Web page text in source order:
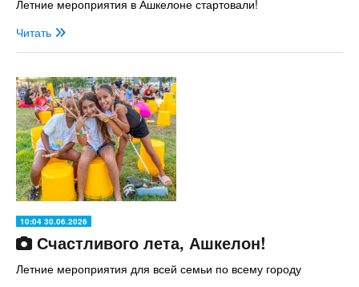
Летние мероприятия в Ашкелоне стартовали!
Читать
10:04 30.06.2026
Счастливого лета, Ашкелон!
Летние мероприятия для всей семьи по всему городу